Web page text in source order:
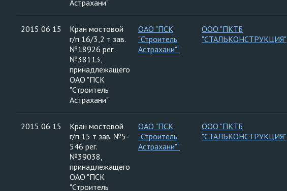
Астрахани"
2015 06 15
Кран мостовой
г/п 16/3,2 т зав.
№18926 рег.
№38113,
принадлежащего
ОАО "ПСК
"Строитель
Астрахани"
ОАО "ПСК
"Строитель
Астрахани""
ООО "ПКТБ
"СТАЛЬКОНСТРУКЦИЯ"
2015 06 15
Кран мостовой
г/п 15 т зав. №5-
546 рег.
№39038,
принадлежащего
ОАО "ПСК
"Строитель
ОАО "ПСК
"Строитель
Астрахани""
ООО "ПКТБ
"СТАЛЬКОНСТРУКЦИЯ"